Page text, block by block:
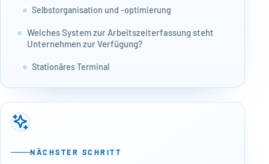
Selbstorganisation und -optimierung
Welches System zur Arbeitszeiterfassung steht
Unternehmen zur Verfügung?
Stationäres Terminal
Webbrowser und Desktop-Apps
Transparenz für Arbeitgeber und Arbeitnehmer
NÄCHSTER SCHRITT